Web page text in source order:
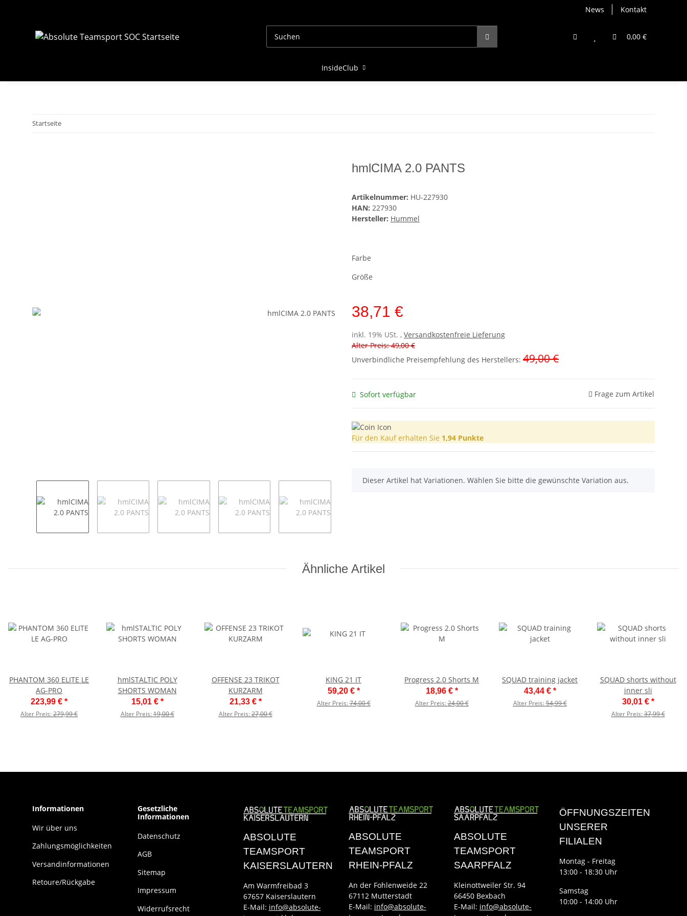
News Kontakt
0,00 €
InsideClub
Startseite
hmlCIMA 2.0 PANTS
Artikelnummer: HU-227930
HAN: 227930
Hersteller: Hummel
Farbe
Größe
38,71 €
inkl. 19% USt. , Versandkostenfreie Lieferung
Alter Preis: 49,00 €
Unverbindliche Preisempfehlung des Herstellers: 49,00 €
Sofort verfügbar Frage zum Artikel
Für den Kauf erhalten Sie 1,94 Punkte
x
Dieser Artikel hat Variationen. Wählen Sie bitte die gewünschte Variation aus.
Ähnliche Artikel
PHANTOM 360 ELITE LE
AG-PRO
223,99 € *
Alter Preis:279,99 €
hmlSTALTIC POLY
SHORTS WOMAN
15,01 € *
Alter Preis:19,00 €
OFFENSE 23 TRIKOT
KURZARM
21,33 € *
Alter Preis:27,00 €
KING 21 IT
59,20 € *
Alter Preis:74,00 €
Progress 2.0 Shorts M
18,96 € *
Alter Preis:24,00 €
SQUAD training jacket
43,44 € *
Alter Preis:54,99 €
SQUAD shorts without
inner sli
30,01 € *
Alter Preis:37,99 €
Informationen
Wir über uns
Zahlungsmöglichkeiten
Versandinformationen
Retoure/Rückgabe
Gesetzliche
Informationen
Datenschutz
AGB
Sitemap
Impressum
Widerrufsrecht
ABSOLUTE
TEAMSPORT
KAISERSLAUTERN
Am Warmfreibad 3
67657 Kaiserslautern
E-Mail: info@absolute-
ABSOLUTE
TEAMSPORT
RHEIN-PFALZ
An der Fohlenweide 22
67112 Mutterstadt
E-Mail: info@absolute-
ABSOLUTE
TEAMSPORT
SAARPFALZ
Kleinottweiler Str. 94
66450 Bexbach
E-Mail: info@absolute-
ÖFFNUNGSZEITEN
UNSERER
FILIALEN
Montag - Freitag
13:00 - 18:30 Uhr
Samstag
10:00 - 14:00 Uhr